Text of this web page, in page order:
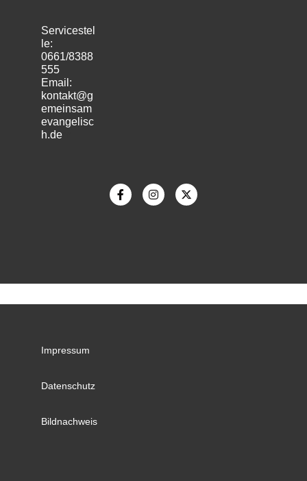
Servicestel
le:
0661/8388
555
Email:
kontakt@g
emeinsam
evangelisc
h.de
Impressum
Datenschutz
Bildnachweis